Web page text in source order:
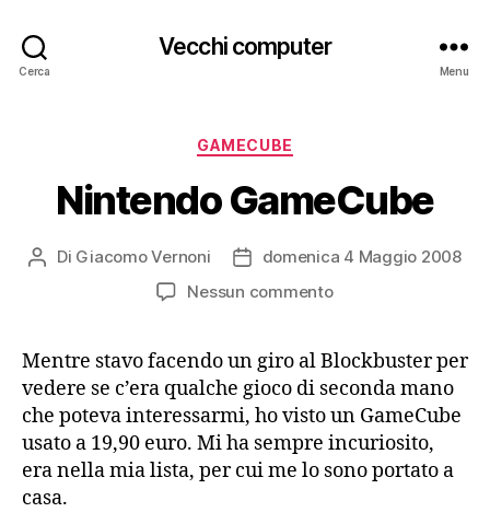
Cerca
Vecchi computer
Menu
Categorie
GAMECUBE
Nintendo GameCube
Autore
Di Giacomo Vernoni
Datadomenica 4 Maggio 2008
Nessun commentosu
Mentre stavo facendo un giro al Blockbuster per
vedere se c’era qualche gioco di seconda mano
che poteva interessarmi, ho visto un GameCube
usato a 19,90 euro. Mi ha sempre incuriosito,
era nella mia lista, per cui me lo sono portato a
casa.